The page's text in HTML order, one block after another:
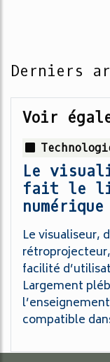
Derniers
Voir
Le
fait le
Le visualiseur,
facilité
Largement
compatible